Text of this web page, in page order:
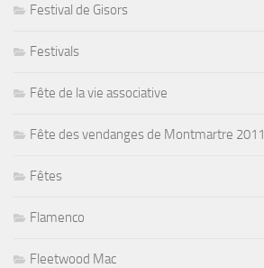
Festival de Gisors
Festivals
Fête de la vie associative
Fête des vendanges de Montmartre 2011
Fêtes
Flamenco
Fleetwood Mac